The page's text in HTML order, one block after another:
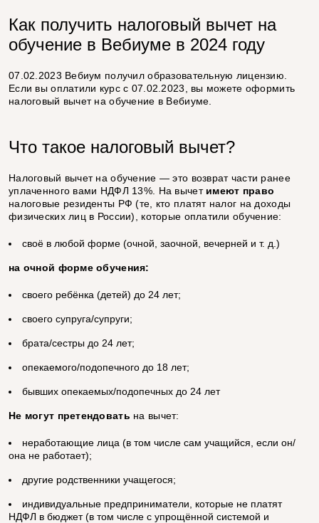
Как получить налоговый вычет на
обучение в Вебиуме в 2024 году
07.02.2023 Вебиум получил образовательную лицензию.
Если вы оплатили курс с 07.02.2023, вы можете оформить
налоговый вычет на обучение в Вебиуме.
Что такое налоговый вычет?
Налоговый вычет на обучение — это возврат части ранее
уплаченного вами НДФЛ 13%. На вычет имеют право
налоговые резиденты РФ (те, кто платят налог на доходы
физических лиц в России), которые оплатили обучение:
своё в любой форме (очной, заочной, вечерней и т. д.)
на очной форме обучения:
своего ребёнка (детей) до 24 лет;
своего супруга/супруги;
брата/сестры до 24 лет;
опекаемого/подопечного до 18 лет;
бывших опекаемых/подопечных до 24 лет
Не могут претендовать на вычет:
неработающие лица (в том числе сам учащийся, если он/
она не работает);
другие родственники учащегося;
индивидуальные предприниматели, которые не платят
НДФЛ в бюджет (в том числе с упрощённой системой и